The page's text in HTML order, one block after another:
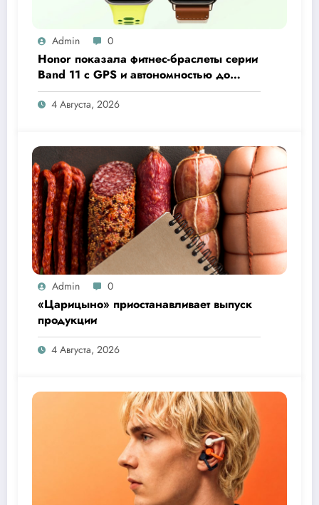
Admin 0
Honor показала фитнес-браслеты серии
Band 11 с GPS и автономностью до
26 дней
4 Августа, 2026
Admin 0
«Царицыно» приостанавливает выпуск
продукции
4 Августа, 2026